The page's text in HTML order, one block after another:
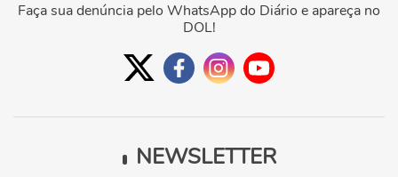
Faça sua denúncia pelo WhatsApp do Diário e apareça no
DOL!
NEWSLETTER